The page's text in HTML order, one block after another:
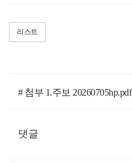
리스트
# 첨부 1.주보 20260705hp.pdf
댓글